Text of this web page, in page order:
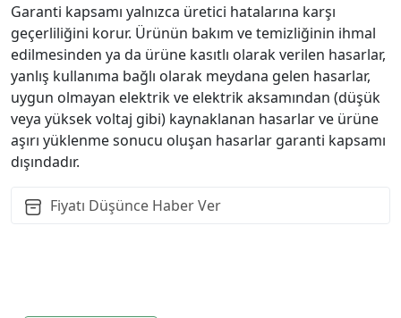
Garanti kapsamı yalnızca üretici hatalarına karşı
geçerliliğini korur. Ürünün bakım ve temizliğinin ihmal
edilmesinden ya da ürüne kasıtlı olarak verilen hasarlar,
yanlış kullanıma bağlı olarak meydana gelen hasarlar,
uygun olmayan elektrik ve elektrik aksamından (düşük
veya yüksek voltaj gibi) kaynaklanan hasarlar ve ürüne
aşırı yüklenme sonucu oluşan hasarlar garanti kapsamı
dışındadır.
Fiyatı Düşünce Haber Ver